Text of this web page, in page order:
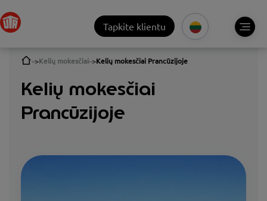
Tapkite klientu
Kelių mokesčiai Kelių mokesčiai Prancūzijoje
Kelių mokesčiai
Prancūzijoje